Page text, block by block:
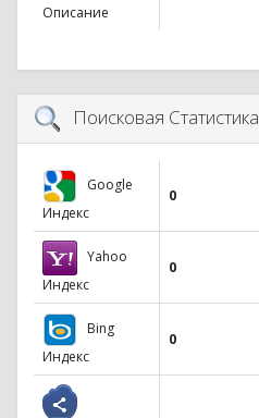
Описание
Поисковая Статистика
Google
Индекс
0
Yahoo
Индекс
0
Bing
Индекс
0